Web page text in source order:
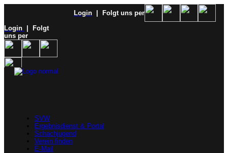
Login
| Folgt uns per
Login
| Folgt
uns per
SVW
Ergebnisdienst & Portal
Schachjugend
Verein finden
E-Mail